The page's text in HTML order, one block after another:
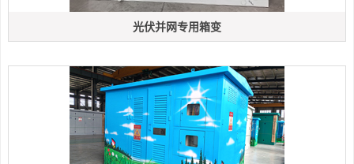
光伏并网专用箱变